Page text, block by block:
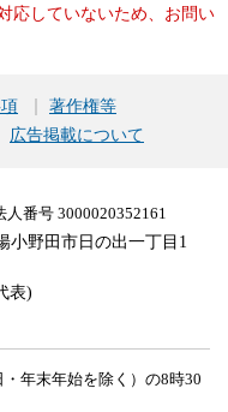
応していないため、お問い
著作権等
広告掲載について
人番号 3000020352161
小野田市日の出一丁目1
表)
年末年始を除く）の8時30